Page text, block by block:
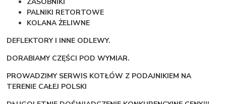
PALNIKI RETORTOWE
KOLANA ŻELIWNE
DEFLEKTORY I INNE ODLEWY.
DORABIAMY CZĘŚCI POD WYMIAR.
PROWADZIMY SERWIS KOTŁÓW Z PODAJNIKIEM NA
TERENIE CAŁEJ POLSKI